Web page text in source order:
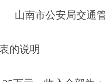
山南市公安局交通
的说明